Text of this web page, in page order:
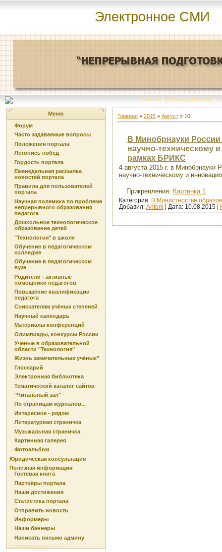
Электронное СМИ
Главная | Команда портала | О
Меню
Форум
Часто задаваемые вопросы
Положения портала
Летопись побед
Гордость портала
Еженедельная рассылка
новостей портала
Правила для пользователей
портала
Научная полемика по проблеме
непрерывного образования
педагога
Дошкольное технологическое
образование детей
"Технология" в школе
Обучение в педагогическом
колледже
Обучение в педагогическом
вузе
Родители - активные
помощники педагогов
Повышение квалификации
педагога
Соискателям учёных степеней
Научный календарь
Материалы конференций
Олимпиады, конкурсы России
Ученые в образовательной
области "Технология"
Жизнь замечательных учёных"
Глоссарий
Электронная библиотека
Тематический каталог сайтов
"Читальный зал"
По страницам журналов...
Интересное - рядом
Литературная страничка
Музыкальная страничка
Картинная галерея
Фотоальбом
Юридическая консультация
Полезная информация
Гостевая книга
Партнёры портала
Наши достижения
Статистика портала
Отправить новость
Информеры
Наши баннеры
Написать письмо админу
Главная » 2015 » Август » 10
В Минобрнауки России
научно-техническому
рамках БРИКС
4 августа 2015 г. в Минобрнауки
научно-техническому и
Прикрепления: Картинка 1
Категория: В Министерстве
Добавил: Antoni | Дата: 10.08.2015